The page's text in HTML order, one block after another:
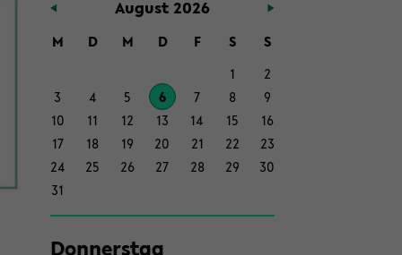
Haupt­
in­
Sek­
ti­
on
wech­
seln
Au­gust 2026
M D M D F S
S
1
2
3
4 5 6 7 8
9
10
11 12 13 14 15
16
17
18 19 20 21 22
23
24
25 26 27 28 29
30
31
Don­ners­tag